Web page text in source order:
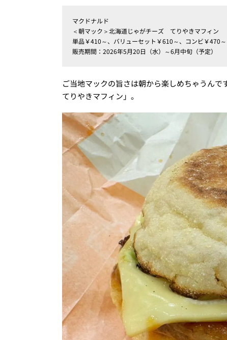
マクドナルド
＜朝マック＞北海道じゃがチーズ てりやきマフィン
単品￥410～、バリューセット￥610～、コンビ￥470～
販売期間：2026年5月20日（水）～6月中旬（予定）
ご当地マックの旨さは朝から楽しめちゃうん
てりやきマフィン」。